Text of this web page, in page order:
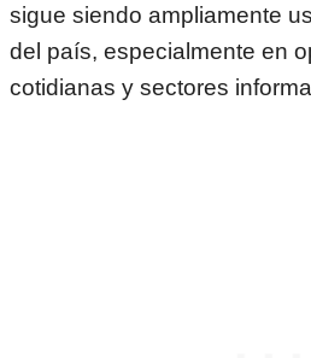
sigue siendo ampliamente
del país, especialmente en
cotidianas y sectores